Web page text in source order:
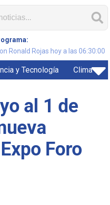
Ronald Rojas hoy a las 06:30:00
y Tecnología Clima
al 1 de
Foro